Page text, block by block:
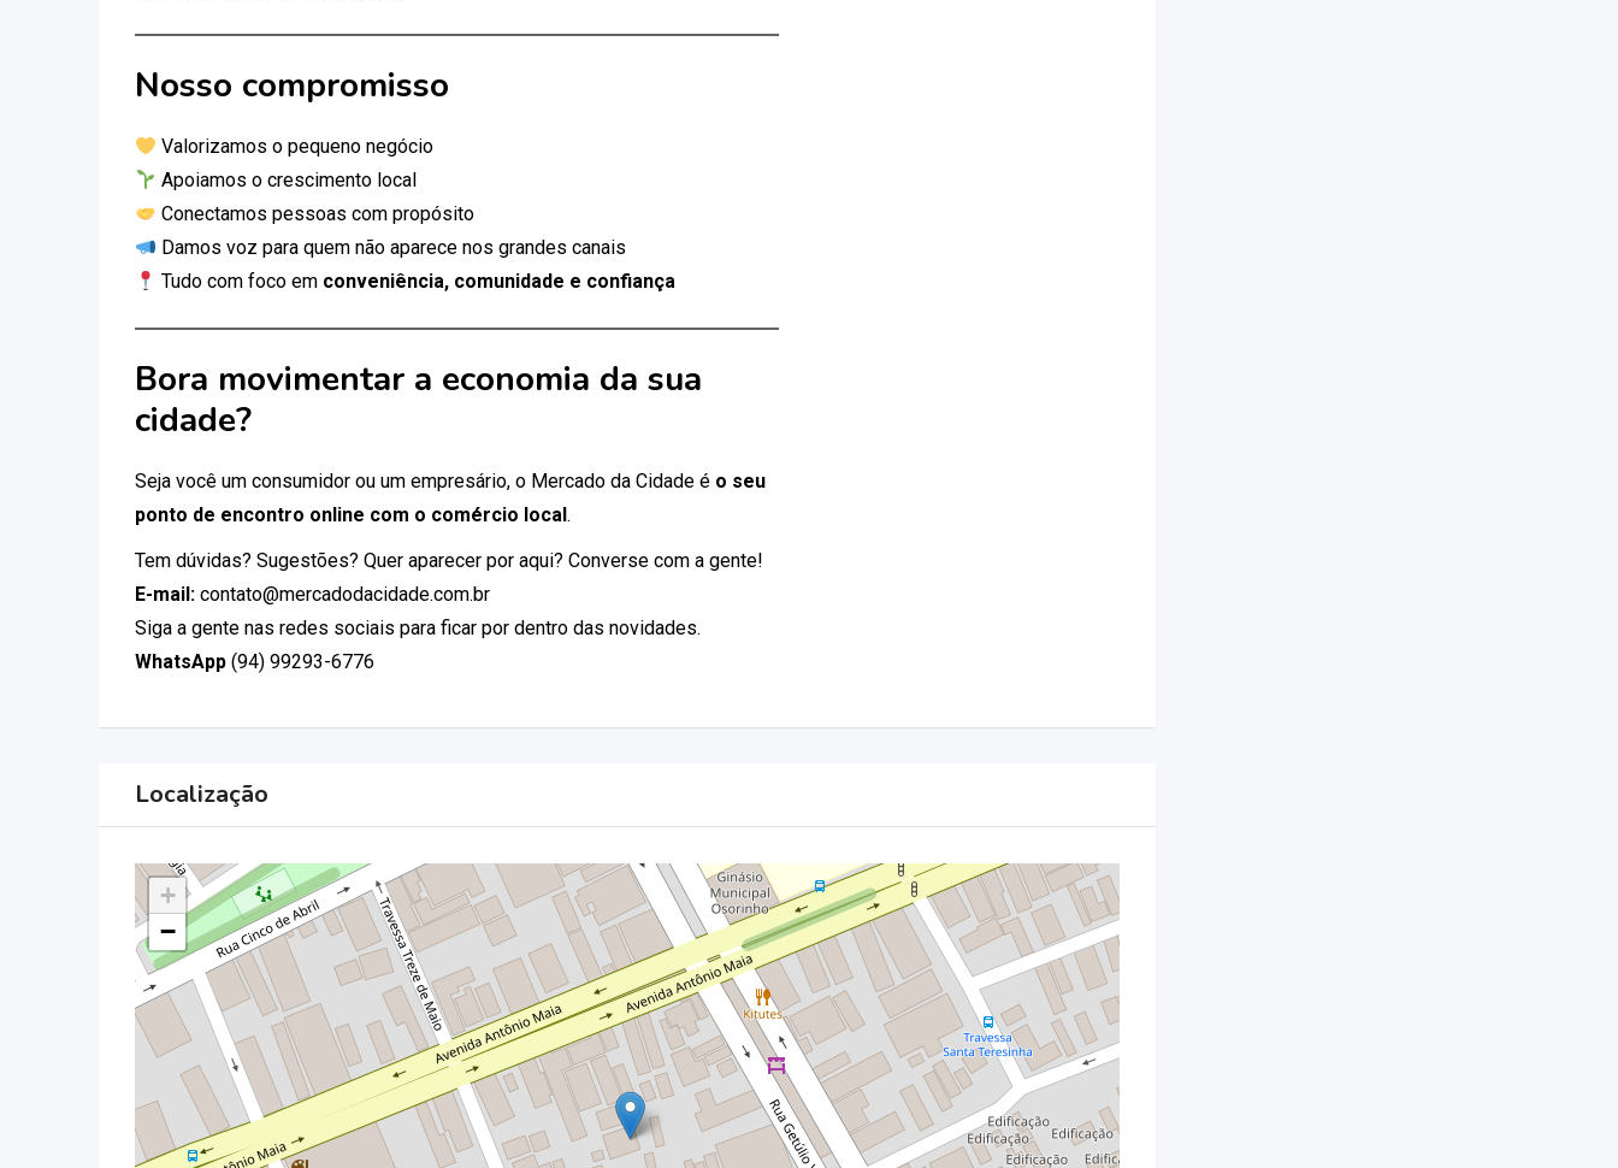
Nosso compromisso
Valorizamos o pequeno negócio
Apoiamos o crescimento local
Conectamos pessoas com propósito
Damos voz para quem não aparece nos grandes canais
Tudo com foco em conveniência, comunidade e confiança
Bora movimentar a economia da sua
cidade?
Seja você um consumidor ou um empresário, o Mercado da Cidade é o seu
ponto de encontro online com o comércio local.
Tem dúvidas? Sugestões? Quer aparecer por aqui? Converse com a gente!
E-mail: contato@mercadodacidade.com.br
Siga a gente nas redes sociais para ficar por dentro das novidades.
WhatsApp (94) 99293-6776
Localização
+
−